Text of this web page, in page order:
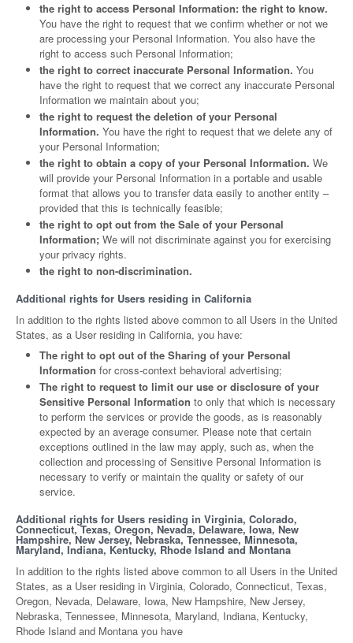
the right to access Personal Information: the right to know.
You have the right to request that we confirm whether or not we
are processing your Personal Information. You also have the
right to access such Personal Information;
the right to correct inaccurate Personal Information. You
have the right to request that we correct any inaccurate Personal
Information we maintain about you;
the right to request the deletion of your Personal
Information. You have the right to request that we delete any of
your Personal Information;
the right to obtain a copy of your Personal Information. We
will provide your Personal Information in a portable and usable
format that allows you to transfer data easily to another entity –
provided that this is technically feasible;
the right to opt out from the Sale of your Personal
Information; We will not discriminate against you for exercising
your privacy rights.
the right to non-discrimination.
Additional rights for Users residing in California
In addition to the rights listed above common to all Users in the United
States, as a User residing in California, you have:
The right to opt out of the Sharing of your Personal
Information for cross-context behavioral advertising;
The right to request to limit our use or disclosure of your
Sensitive Personal Information to only that which is necessary
to perform the services or provide the goods, as is reasonably
expected by an average consumer. Please note that certain
exceptions outlined in the law may apply, such as, when the
collection and processing of Sensitive Personal Information is
necessary to verify or maintain the quality or safety of our
service.
Additional rights for Users residing in Virginia, Colorado,
Connecticut, Texas, Oregon, Nevada, Delaware, Iowa, New
Hampshire, New Jersey, Nebraska, Tennessee, Minnesota,
Maryland, Indiana, Kentucky, Rhode Island and Montana
In addition to the rights listed above common to all Users in the United
States, as a User residing in Virginia, Colorado, Connecticut, Texas,
Oregon, Nevada, Delaware, Iowa, New Hampshire, New Jersey,
Nebraska, Tennessee, Minnesota, Maryland, Indiana, Kentucky,
Rhode Island and Montana you have